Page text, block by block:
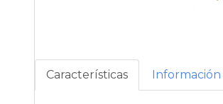
Características Información